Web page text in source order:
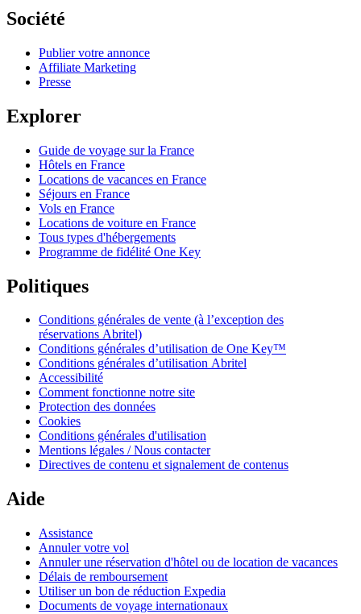
Société
Publier votre annonce
Affiliate Marketing
Presse
Explorer
Guide de voyage sur la France
Hôtels en France
Locations de vacances en France
Séjours en France
Vols en France
Locations de voiture en France
Tous types d'hébergements
Programme de fidélité One Key
Politiques
Conditions générales de vente (à l’exception des
réservations Abritel)
Conditions générales d’utilisation de One Key™
Conditions générales d’utilisation Abritel
Accessibilité
Comment fonctionne notre site
Protection des données
Cookies
Conditions générales d'utilisation
Mentions légales / Nous contacter
Directives de contenu et signalement de contenus
Aide
Assistance
Annuler votre vol
Annuler une réservation d'hôtel ou de location de vacances
Délais de remboursement
Utiliser un bon de réduction Expedia
Documents de voyage internationaux